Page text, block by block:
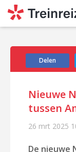
Delen
Nieuwe
tussen
26 mrt 2025
De nieuwe